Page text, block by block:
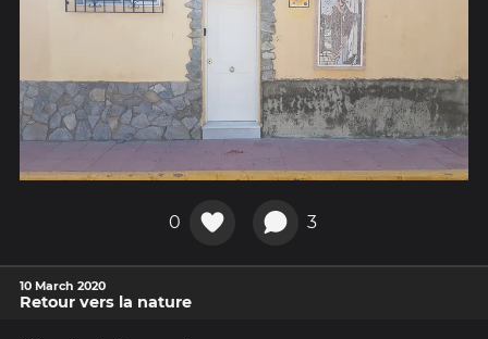
0 3
10 March 2020
Retour vers la nature